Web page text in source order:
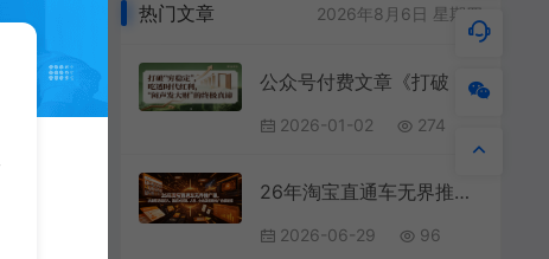
热门文章 2026年8月6日 星期四
公众号付费文章《打破 “穷稳定”，吃透时代红利，“闷声发大财”的终极真谛》
2026-01-02 274
26年淘宝直通车无界推广课，从底层逻辑切入，涵盖关键词、人群、全站及视频推广的策略选择
2026-06-29 96